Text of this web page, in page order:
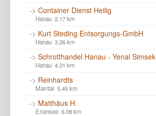
-> Container Dienst Heilig
Hanau 2.17 km
-> Kurt Steding Entsorgungs-GmbH
Hanau 3.26 km
-> Schrotthandel Hanau - Yenal Simsek
Hanau 4.31 km
-> Reinhardts
Maintal 5.45 km
-> Matthäus H.
Erlensee 6.08 km